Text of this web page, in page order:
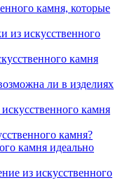
камня, которые
из искусственного
камня
ли в изделиях
камня
камня?
камня идеально
из искусственного